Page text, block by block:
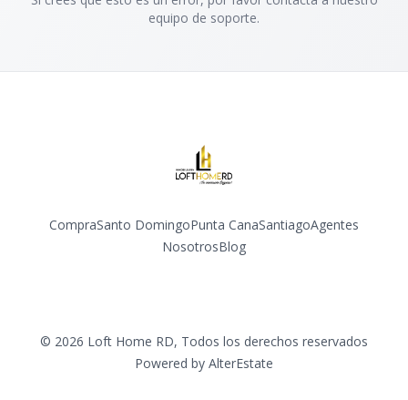
equipo de soporte.
CompraSanto DomingoPunta CanaSantiagoAgentes
NosotrosBlog
© 2026 Loft Home RD, Todos los derechos reservados
Powered by AlterEstate